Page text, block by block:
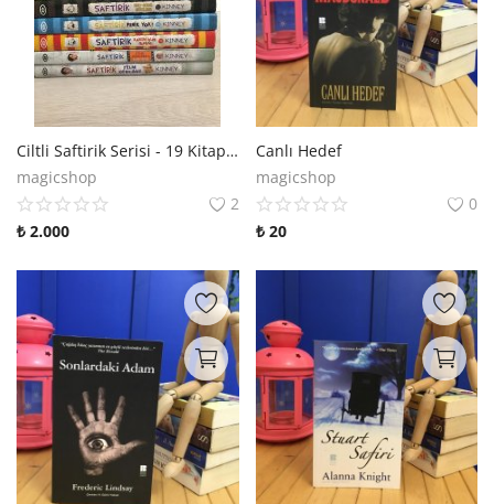
Ciltli Saftirik Serisi - 19 Kitap Set
magicshop
2
₺ 2.000
Canlı Hedef
magicshop
0
₺20